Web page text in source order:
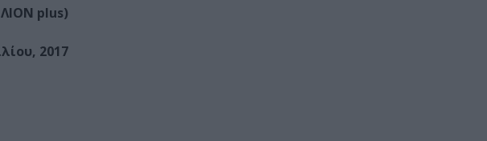
plus)
2017